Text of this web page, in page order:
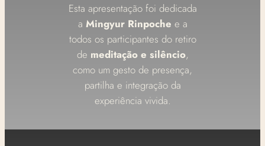
Esta apresentação foi dedicada
a Mingyur Rinpoche e a
todos os participantes do retiro
de meditação e silêncio,
como um gesto de presença,
partilha e integração da
experiência vivida.